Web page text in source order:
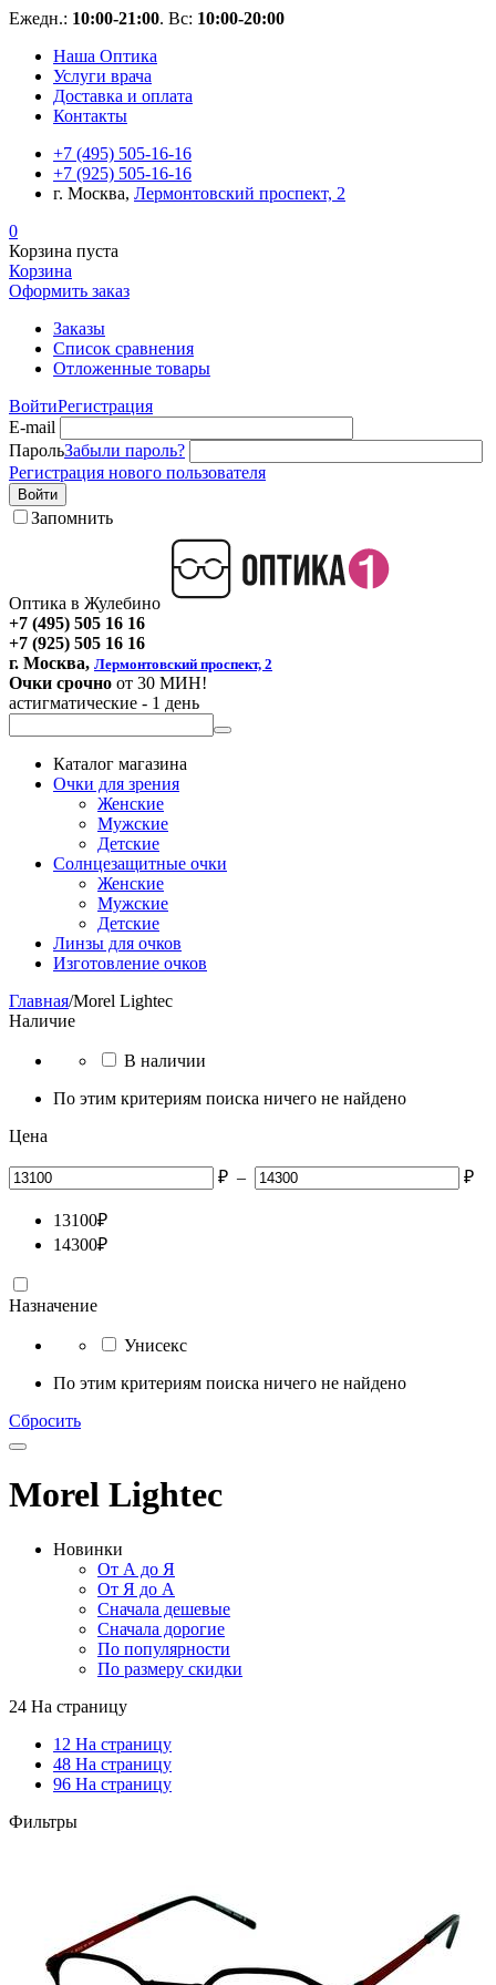
Ежедн.: 10:00-21:00. Вс: 10:00-20:00
Наша Оптика
Услуги врача
Доставка и оплата
Контакты
+7 (495) 505-16-16
+7 (925) 505-16-16
г. Москва, Лермонтовский проспект, 2
0
Корзина пуста
Корзина
Оформить заказ
Заказы
Список сравнения
Отложенные товары
ВойтиРегистрация
E-mail
ПарольЗабыли пароль?
Регистрация нового пользователя
Войти
Запомнить
Оптика в Жулебино
+7 (495) 505 16 16
+7 (925) 505 16 16
г. Москва, Лермонтовский проспект, 2
Очки срочно от 30 МИН!
астигматические - 1 день
Каталог магазина
Очки для зрения
Женские
Мужские
Детские
Солнцезащитные очки
Женские
Мужские
Детские
Линзы для очков
Изготовление очков
Главная/Morel Lightec
Наличие
В наличии
По этим критериям поиска ничего не найдено
Цена
₽ – ₽
13100₽
14300₽
Назначение
Унисекс
По этим критериям поиска ничего не найдено
Сбросить
Morel Lightec
Новинки
От А до Я
От Я до А
Сначала дешевые
Сначала дорогие
По популярности
По размеру скидки
24 На страницу
12 На страницу
48 На страницу
96 На страницу
Фильтры